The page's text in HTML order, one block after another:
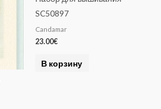
SC50897
Candamar
23.00€
В корзину